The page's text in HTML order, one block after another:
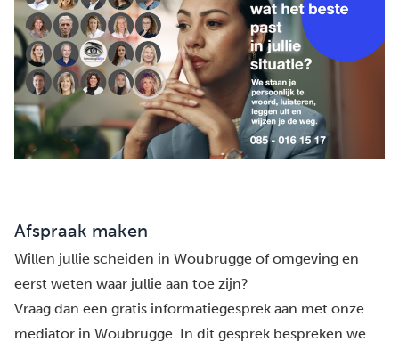
Afspraak maken
Willen jullie scheiden in Woubrugge of omgeving en
eerst weten waar jullie aan toe zijn?
Vraag dan een gratis informatiegesprek aan met onze
mediator in Woubrugge. In dit gesprek bespreken we